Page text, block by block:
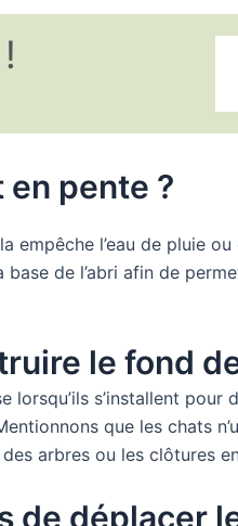
pente ?
l’eau de pluie
de l’abri afin de
le fond de
s’installent
que les chats
arbres ou les clôtures
de déplacer